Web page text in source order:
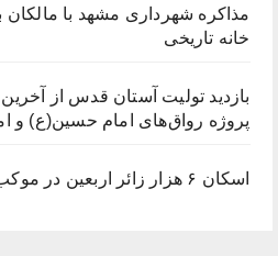
خانه تاریخی
بازدید تولیت آستان قدس از
پروژه رواق‌های امام حسین(ع) و
اسکان ۶ هزار زائر اربعین در موکب امام رضا(ع)